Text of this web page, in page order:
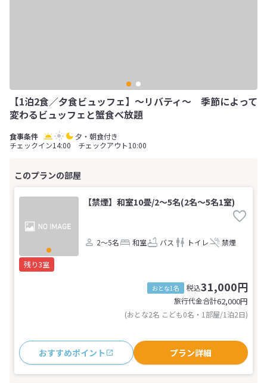
【1泊2食／夕食ビュッフェ】～リバティ～ 季節によって
変わるビュッフェと蟹食べ放題
夕・朝食付き
チェックイン14:00 チェックアウト10:00
【禁煙】和室10畳/2～5名(2名～5名1室)
2～5名 和室 バス トイレ 禁煙
残り3室
おとな1名 税込31,000円
旅行代金合計62,000円
(おとな2名 こども0名・1部屋/1泊2日)
おすすめポイント プラン詳細